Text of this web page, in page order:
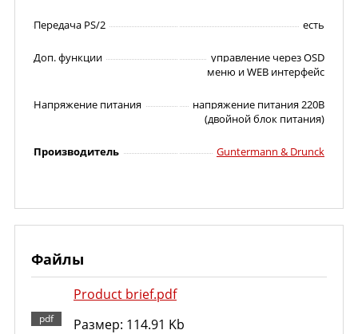
Передача PS/2 есть
Доп. функции
управление через OSD
меню и WEB интерфейс
Напряжение питания
напряжение питания 220В
(двойной блок питания)
Производитель Guntermann & Drunck
Файлы
Product brief.pdf
Размер: 114.91 Kb